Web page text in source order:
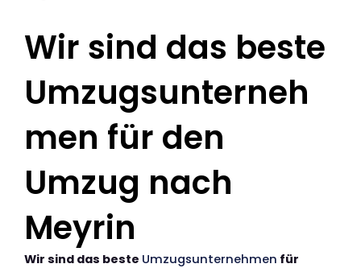
Wir sind das beste
Umzugsunterneh
men für den
Umzug nach
Meyrin
Wir sind das beste Umzugsunternehmen für